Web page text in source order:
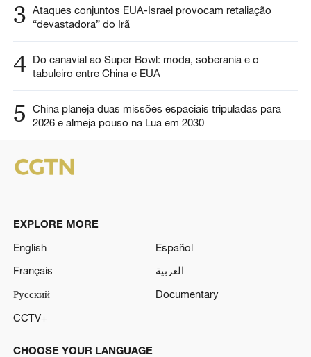
3 Ataques conjuntos EUA-Israel provocam retaliação
“devastadora” do Irã
4 Do canavial ao Super Bowl: moda, soberania e o
tabuleiro entre China e EUA
5
China planeja duas missões espaciais tripuladas para
2026 e almeja pouso na Lua em 2030
EXPLORE MORE
English
Español
Français
العربية
Русский
Documentary
CCTV+
CHOOSE YOUR LANGUAGE